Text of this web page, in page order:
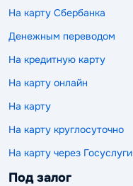
На карту Сбербанка
Денежным переводом
На кредитную карту
На карту онлайн
На карту
На карту круглосуточно
На карту через Госуслуги
Под залог